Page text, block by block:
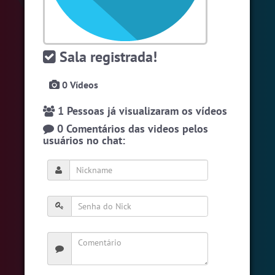
#Zoom
6 pessoas
#Brazink
5 pessoas
#Evangelicos
🎁 Promoção 🛍 Crie seu Chat e Rádio 📻
com Site e Chat Bot 🤖 de Pedidos .
English Português © 2018 Brazink
Sala registrada!
0 Vídeos
1 Pessoas já visualizaram os vídeos
0 Comentários das videos pelos
usuários no chat: